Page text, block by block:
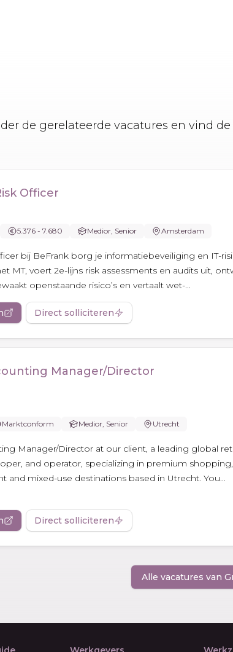
de gerelateerde vacatures en vind
Officer
5.376 - 7.680 Medior, Senior Amsterdam
bij BeFrank borg je informatiebeveiliging en IT-
MT, voert 2e-lijns risk assessments en audits uit,
openstaande risico’s en vertaalt wet-...
Direct solliciteren
Manager/Director
Marktconform Medior, Senior Utrecht
Manager/Director at our client, a leading global
and operator, specializing in premium
and mixed-use destinations based in Utrecht. You...
Direct solliciteren
Alle vacatures van